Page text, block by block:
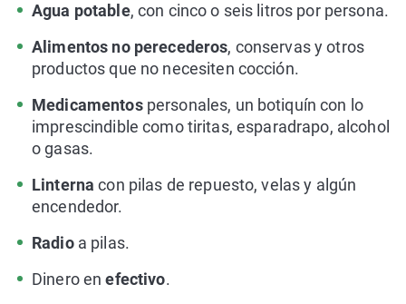
Agua potable, con cinco o seis litros por persona.
Alimentos no perecederos, conservas y otros
productos que no necesiten cocción.
Medicamentos personales, un botiquín con lo
imprescindible como tiritas, esparadrapo, alcohol
o gasas.
Linternacon pilas de repuesto, velas y algún
encendedor.
Radio a pilas.
Dinero enefectivo.